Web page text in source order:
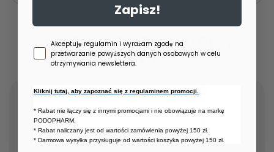
INNE KLIENTKI KUPIŁY
RÓWNIEŻ:
Zapisz!
Zgoda newsletter
Akceptuję regulamin i wyrażam zgodę na
przetwarzanie powyższych danych osobowych w celu
otrzymywania newslettera.
Kliknij tutaj, aby zapoznać się z regulaminem promocji.
* Rabat nie łączy się z innymi promocjami i nie obowiązuje na markę
PODOPHARM.
* Rabat naliczany jest od wartości zamówienia powyżej 150 zł.
* Darmowa wysyłka przysługuje od wartości koszyka powyżej 150 zł.